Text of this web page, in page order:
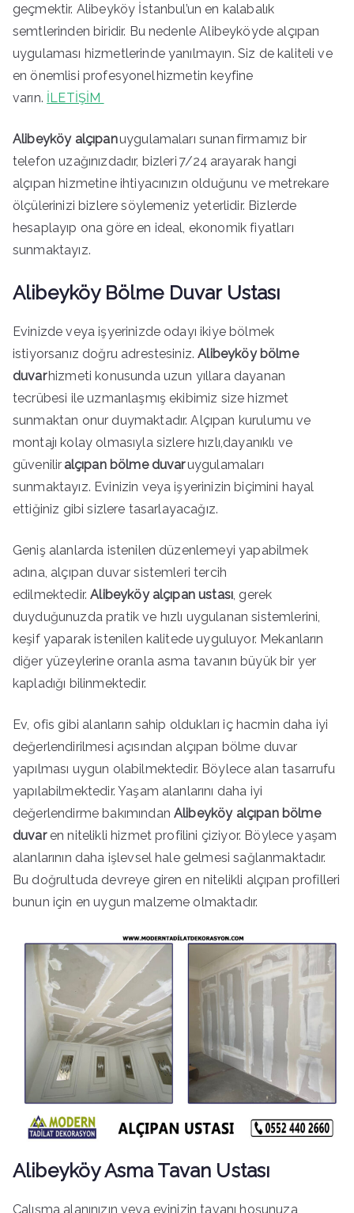
geçmektir. Alibeyköy İstanbul’un en kalabalık
semtlerinden biridir. Bu nedenle Alibeyköyde alçıpan
uygulaması hizmetlerinde yanılmayın. Siz de kaliteli ve
en önemlisi profesyonel hizmetin keyfine
varın. İLETİŞİM
Alibeyköy alçıpanuygulamaları sunanfirmamız bir
telefon uzağınızdadır, bizleri 7/24 arayarak hangi
alçıpan hizmetine ihtiyacınızın olduğunu ve metrekare
ölçülerinizi bizlere söylemeniz yeterlidir. Bizlerde
hesaplayıp ona göre en ideal, ekonomik fiyatları
sunmaktayız.
Alibeyköy Bölme Duvar Ustası
Evinizde veya işyerinizde odayı ikiye bölmek
istiyorsanız doğru adrestesiniz. Alibeyköy bölme
duvarhizmeti konusunda uzun yıllara dayanan
tecrübesi ile uzmanlaşmış ekibimiz size hizmet
sunmaktan onur duymaktadır. Alçıpan kurulumu ve
montajı kolay olmasıyla sizlere hızlı,dayanıklı ve
güvenilir alçıpan bölme duvaruygulamaları
sunmaktayız. Evinizin veya işyerinizin biçimini hayal
ettiğiniz gibi sizlere tasarlayacağız.
Geniş alanlarda istenilen düzenlemeyi yapabilmek
adına, alçıpan duvar sistemleri tercih
edilmektedir.Alibeyköy alçıpan ustası , gerek
duyduğunuzda pratik ve hızlı uygulanan sistemlerini,
keşif yaparak istenilen kalitede uyguluyor. Mekanların
diğer yüzeylerine oranla asma tavanın büyük bir yer
kapladığı bilinmektedir.
Ev, ofis gibi alanların sahip oldukları iç hacmin daha iyi
değerlendirilmesi açısından alçıpan bölme duvar
yapılması uygun olabilmektedir. Böylece alan tasarrufu
yapılabilmektedir. Yaşam alanlarını daha iyi
değerlendirme bakımından Alibeyköy alçıpan bölme
duvaren nitelikli hizmet profilini çiziyor. Böylece yaşam
alanlarının daha işlevsel hale gelmesi sağlanmaktadır.
Bu doğrultuda devreye giren en nitelikli alçıpan profilleri
bunun için en uygun malzeme olmaktadır.
Alibeyköy Asma Tavan Ustası
Çalışma alanınızın veya evinizin tavanı hoşunuza